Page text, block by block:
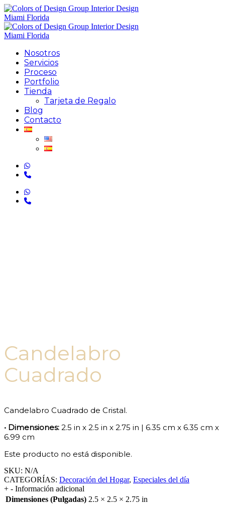
Nosotros
Servicios
Proceso
Portfolio
Tienda
Tarjeta de Regalo
Blog
Contacto
Candelabro
Cuadrado
Candelabro Cuadrado de Cristal.
• Dimensiones: 2.5 in x 2.5 in x 2.75 in | 6.35 cm x 6.35 cm x
6.99 cm
Este producto no está disponible.
SKU: N/A
CATEGORÍAS: Decoración del Hogar, Especiales del día
+ - Información adicional
Dimensiones (Pulgadas) 2.5 × 2.5 × 2.75 in